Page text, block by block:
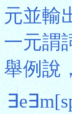
元並輸
一元謂
舉例說